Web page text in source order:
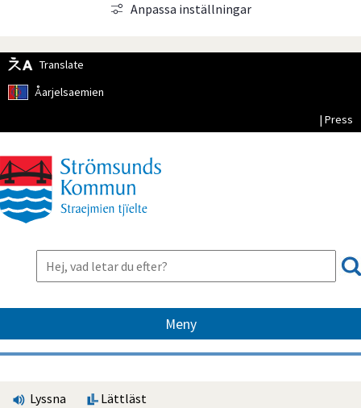
Anpassa inställningar
Translate
Åarjelsaemien
| Press
Meny
Lyssna Lättläst